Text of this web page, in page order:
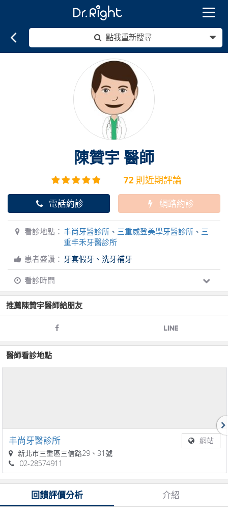
Toggle
點我重新搜尋
陳贊宇 醫師
72則近期評論
電話約診 網路約診
看診地點： 丰尚牙醫診所 、 三重威登美學牙醫診所 、 三
重丰禾牙醫診所
患者盛讚： 牙套假牙、洗牙補牙
看診時間
推薦陳贊宇醫師給朋友
醫師看診地點
丰尚牙醫診所
網站
新北市三重區三信路29、31號
02-28574911
回饋評價分析 介紹